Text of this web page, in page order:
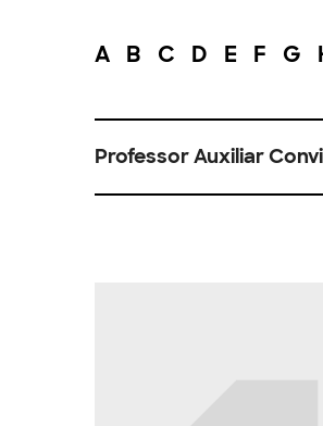
A B C D E F G
Professor Auxiliar